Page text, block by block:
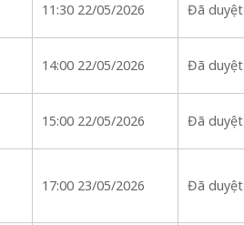
11:30 22/05/2026 Đã duyệt
14:00 22/05/2026 Đã duyệt
15:00 22/05/2026 Đã duyệt
17:00 23/05/2026 Đã duyệt